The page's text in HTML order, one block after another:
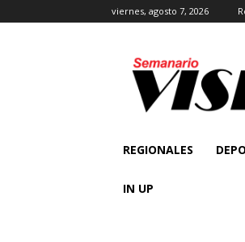
viernes, agosto 7, 2026
REGIONALES
IN UP